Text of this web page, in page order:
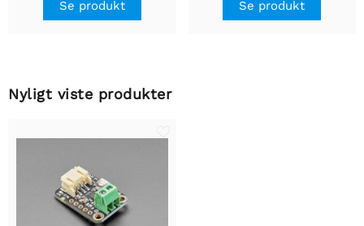
Se produkt Se produkt
Nyligt viste produkter